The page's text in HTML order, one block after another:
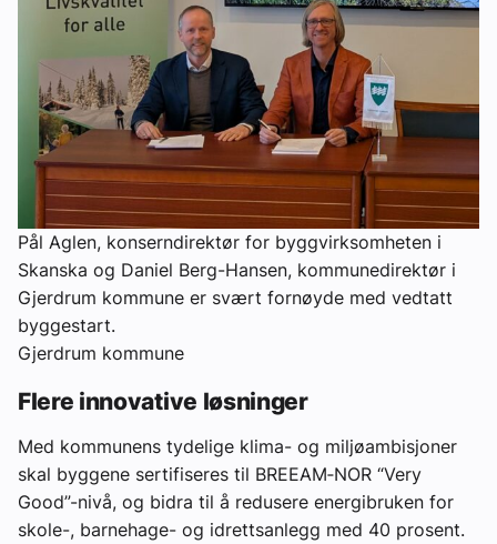
Pål Aglen, konserndirektør for byggvirksomheten i
Skanska og Daniel Berg-Hansen, kommunedirektør i
Gjerdrum kommune er svært fornøyde med vedtatt
byggestart.
Gjerdrum kommune
Flere innovative løsninger
Med kommunens tydelige klima- og miljøambisjoner
skal byggene sertifiseres til BREEAM‑NOR “Very
Good”-nivå, og bidra til å redusere energibruken for
skole-, barnehage- og idrettsanlegg med 40 prosent.